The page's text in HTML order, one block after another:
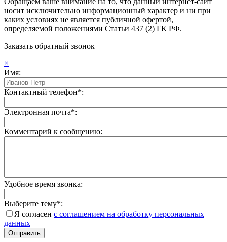
носит исключительно информационный характер и ни при
каких условиях не является публичной офертой,
определяемой положениями Статьи 437 (2) ГК РФ.
Заказать обратный звонок
×
Имя:
Контактный телефон*:
Электронная почта*:
Комментарий к сообщению:
Удобное время звонка:
Выберите тему*:
Я согласен с соглашением на обработку персональных
данных